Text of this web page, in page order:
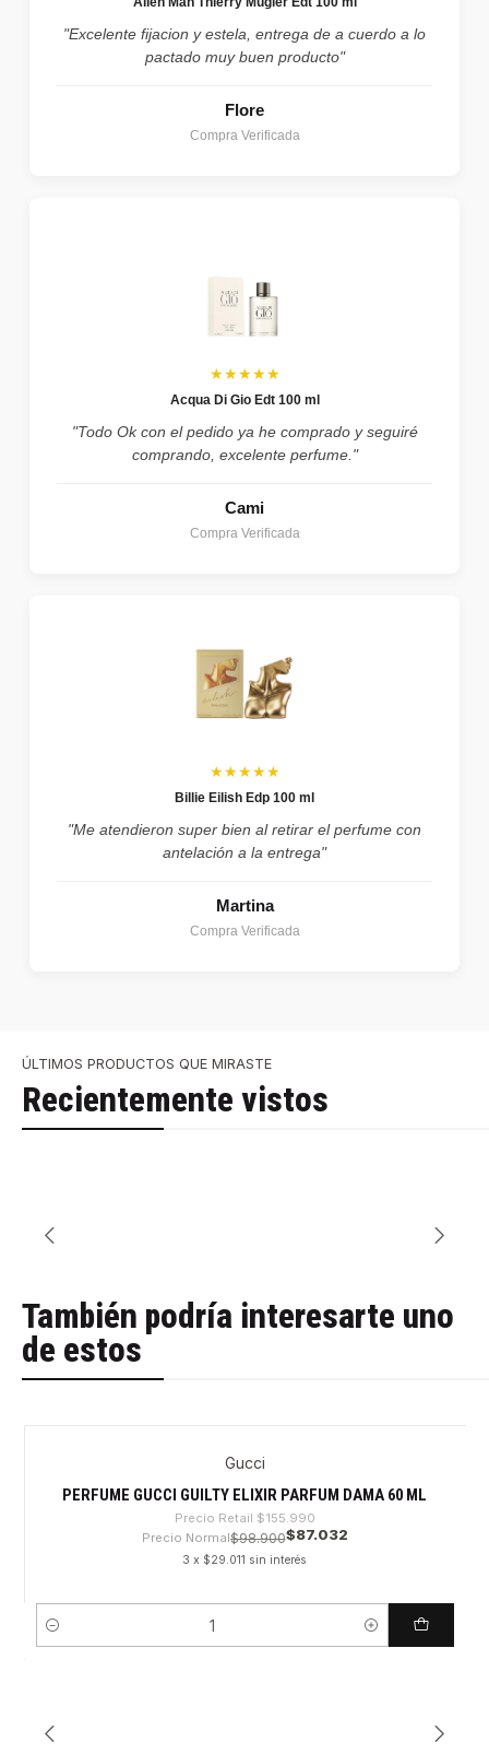
"Excelente fijacion y estela, entrega de a cuerdo a lo
pactado muy buen producto"
Flore
Compra Verificada
★★★★★
Acqua Di Gio Edt 100 ml
"Todo Ok con el pedido ya he comprado y seguiré
comprando, excelente perfume."
Cami
Compra Verificada
★★★★★
Billie Eilish Edp 100 ml
"Me atendieron super bien al retirar el perfume con
antelación a la entrega"
Martina
Compra Verificada
ÚLTIMOS PRODUCTOS QUE MIRASTE
Recientemente vistos
También podría interesarte uno
de estos
Gucci
PERFUME GUCCI GUILTY ELIXIR PARFUM DAMA 60 ML
Precio Retail $155.990
Precio Normal$98.900$87.032
3 x $29.011 sin interés
Cantidad